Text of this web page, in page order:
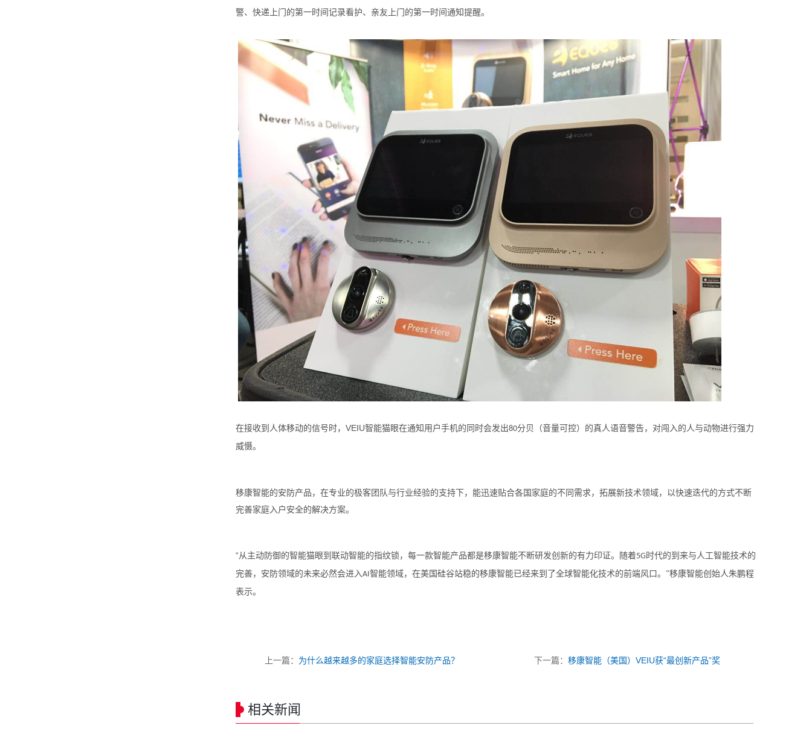
警、快递上门的第一时间记录看护、亲友上门的第一时间通知提醒。
在接收到人体移动的信号时， VEIU智能猫眼在通知用户手机的同时会发出80分贝（音量可控）的真人语音警告，对闯入的人与动物进行强力
威慑。
移康智能的安防产品，在专业的极客团队与行业经验的支持下，能迅速贴合各国家庭的不同需求，拓展新技术领域，以快速迭代的方式不断
完善家庭入户安全的解决方案。
“从主动防御的智能猫眼到联动智能的指纹锁，每一款智能产品都是移康智能不断研发创新的有力印证。随着5G 时代的到来与人工智能技术的
完善，安防领域的未来必然会进入AI智能领域，在美国硅谷站稳的移康智能已经来到了全球智能化技术的前端风口。”移康智能创始人朱鹏程
表示。
上一篇： 为什么越来越多的家庭选择智能安防产品？ 下一篇： 移康智能（美国）VEIU获“最创新产品”奖
相关新闻